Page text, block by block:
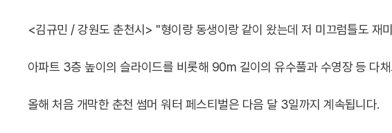
<김규민 / 강원도 춘천시> "형이랑 동생이랑 같이 왔는데 저 미끄럼틀도 재
아파트 3층 높이의 슬라이드를 비롯해 90m 길이의 유수풀과 수영장 등 다
올해 처음 개막한 춘천 썸머 워터 페스티벌은 다음 달 3일까지 계속됩니다.